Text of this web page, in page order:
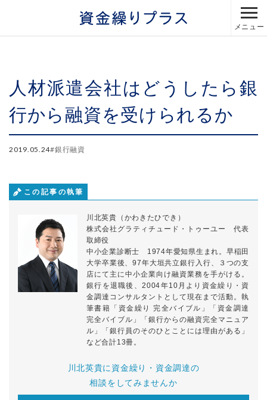
メニュー
人材派遣会社はどうしたら銀
行から融資を受けられるか
2019.05.24#銀行融資
この記事の執筆
川北英貴（かわきたひでき）
株式会社グラティチュード・トゥーユー 代表
取締役
中小企業診断士 1974年愛知県生まれ。早稲田
大学卒業後、97年大垣共立銀行入行、３つの支
店にて主に中小企業向け融資業務を手がける。
銀行を退職後、2004年10月より資金繰り・資
金調達コンサルタントとして現在まで活動。執
筆書籍「資金繰り 完全バイブル」「資金調達
完全バイブル」「銀行からの融資完全マニュア
ル」「銀行員のそのひとことには理由がある」
など合計13冊。
川北英貴に資金繰り・資金調達の
相談をしてみませんか